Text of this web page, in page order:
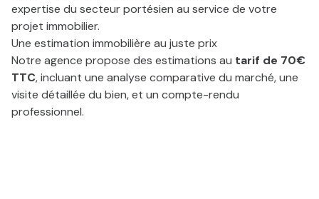
expertise du secteur portésien au service de votre
projet immobilier.
Une estimation immobilière au juste prix
Notre agence propose des estimations au tarif de 70€
TTC, incluant une analyse comparative du marché, une
visite détaillée du bien, et un compte-rendu
professionnel.